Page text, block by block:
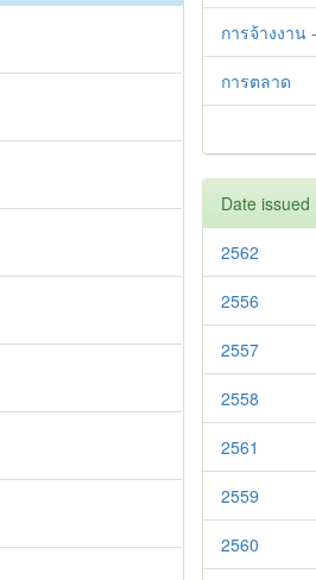
การจ้างงาน
การตลาด
Date issued
2562
2556
2557
2558
2561
2559
2560